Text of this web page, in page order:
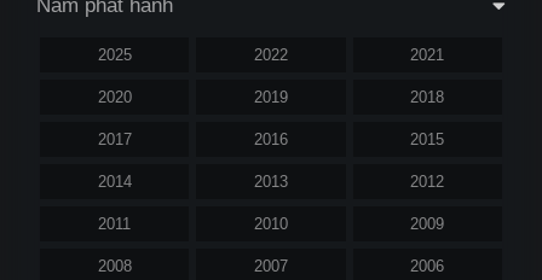
Năm phát hành
2025 2022 2021
2020 2019 2018
2017 2016 2015
2014 2013 2012
2011 2010 2009
2008 2007 2006